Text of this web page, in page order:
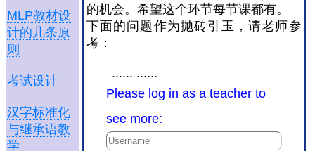
MLP教材设
计的几条原
则
考试设计
汉字标准化
与继承语教
学
的机会。希望这个环节每节课都有。
下面的问题作为抛砖引玉，请老师参
考：
...... ......
Please log in as a teacher to
see more: